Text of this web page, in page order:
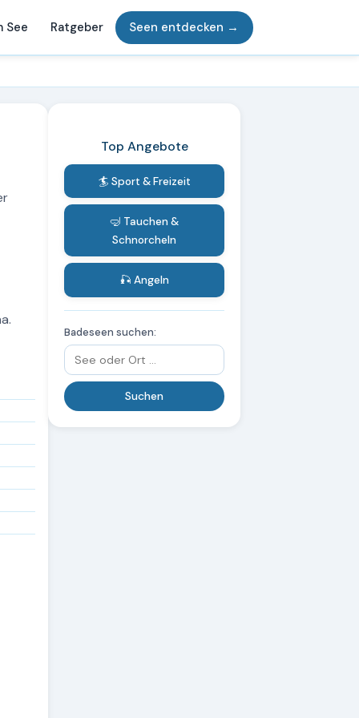
See Ratgeber Seen entdecken →
Top Angebote
🏄 Sport & Freizeit
🤿 Tauchen &
Schnorcheln
🎣 Angeln
Badeseen suchen: